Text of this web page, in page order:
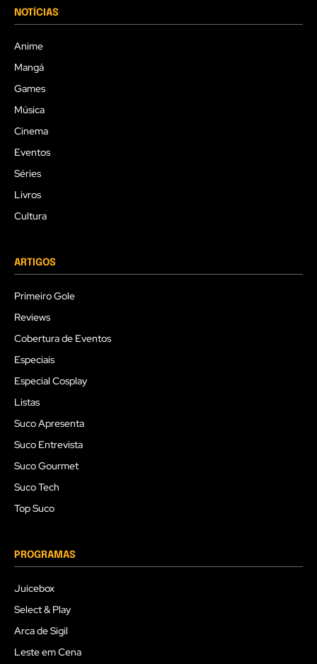
NOTÍCIAS
Anime
Mangá
Games
Música
Cinema
Eventos
Séries
Livros
Cultura
ARTIGOS
Primeiro Gole
Reviews
Cobertura de Eventos
Especiais
Especial Cosplay
Listas
Suco Apresenta
Suco Entrevista
Suco Gourmet
Suco Tech
Top Suco
PROGRAMAS
Juicebox
Select & Play
Arca de Sigil
Leste em Cena